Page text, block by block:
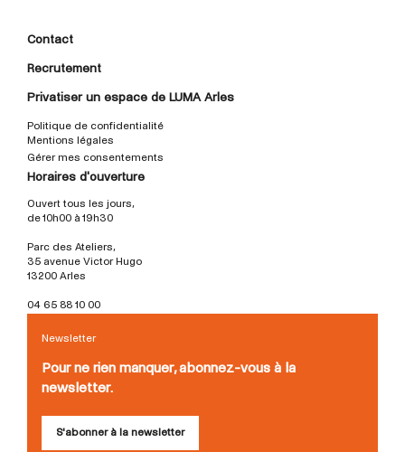
Contact
Recrutement
Privatiser un espace de LUMA Arles
Politique de confidentialité
Mentions légales
Gérer mes consentements
Horaires d'ouverture
Ouvert tous les jours,
de 10h00 à 19h30
Parc des Ateliers,
35 avenue Victor Hugo
13200 Arles
04 65 88 10 00
Newsletter
Pour ne rien manquer, abonnez-vous à la
newsletter.
S'abonner à la newsletter